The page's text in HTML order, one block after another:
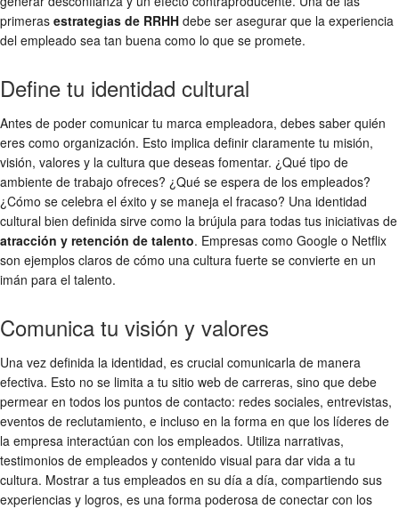
primeras estrategias de RRHH debe ser asegurar que la experiencia
del empleado sea tan buena como lo que se promete.
Define tu identidad cultural
Antes de poder comunicar tu marca empleadora, debes saber quién
eres como organización. Esto implica definir claramente tu misión,
visión, valores y la cultura que deseas fomentar. ¿Qué tipo de
ambiente de trabajo ofreces? ¿Qué se espera de los empleados?
¿Cómo se celebra el éxito y se maneja el fracaso? Una identidad
cultural bien definida sirve como la brújula para todas tus iniciativas de
atracción y retención de talento. Empresas como Google o Netflix
son ejemplos claros de cómo una cultura fuerte se convierte en un
imán para el talento.
Comunica tu visión y valores
Una vez definida la identidad, es crucial comunicarla de manera
efectiva. Esto no se limita a tu sitio web de carreras, sino que debe
permear en todos los puntos de contacto: redes sociales, entrevistas,
eventos de reclutamiento, e incluso en la forma en que los líderes de
la empresa interactúan con los empleados. Utiliza narrativas,
testimonios de empleados y contenido visual para dar vida a tu
cultura. Mostrar a tus empleados en su día a día, compartiendo sus
experiencias y logros, es una forma poderosa de conectar con los